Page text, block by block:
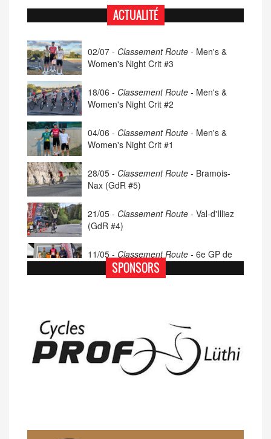
ACTUALITÉ
02/07 - Classement Route - Men's &
Women's Night Crit #3
18/06 - Classement Route - Men's &
Women's Night Crit #2
04/06 - Classement Route - Men's &
Women's Night Crit #1
28/05 - Classement Route - Bramois-
Nax (GdR #5)
21/05 - Classement Route - Val-d'Illiez
(GdR #4)
11/05 - Classement Route - 6e GP de
Porsel (TdC #4)
Classement Route -
Moléson (TdC #3)
Photos -
Les photos du 5e GP
Semsales (TdC #2)
SPONSORS